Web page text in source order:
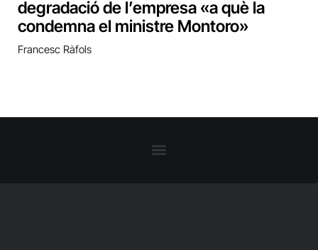
degradació de l’empresa «a què la
condemna el ministre Montoro»
Francesc Ràfols